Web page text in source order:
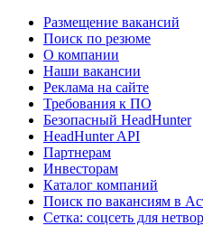
Размещение вакансий
Поиск по резюме
О компании
Наши вакансии
Реклама на сайте
Требования к ПО
Безопасный HeadHunter
HeadHunter API
Партнерам
Инвесторам
Каталог компаний
Поиск по вакансиям в
Сетка: соцсеть для